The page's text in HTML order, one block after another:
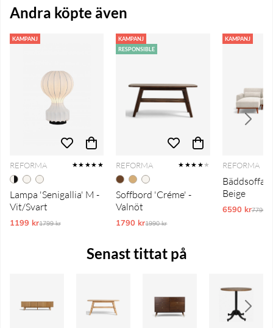
Andra köpte även
KAMPANJ
REFORMA ★★★★★
Lampa 'Senigallia' M -
Vit/Svart
1199 krOrdinarie pris:
1799 kr
KAMPANJ
RESPONSIBLE
REFORMA ★★★★★
Soffbord 'Créme' -
Valnöt
1790 krOrdinarie pris:
1990 kr
KAMPANJ
REFORMA
Bäddsoffa
Beige
6590 kr7790 kr
Senast tittat på